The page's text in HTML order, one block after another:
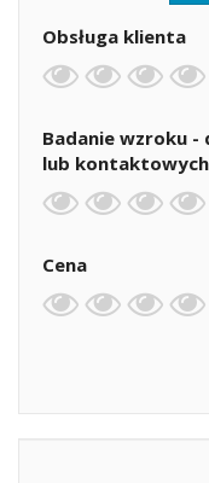
Obsługa klienta
Badanie wzroku
lub kontaktowych
Cena